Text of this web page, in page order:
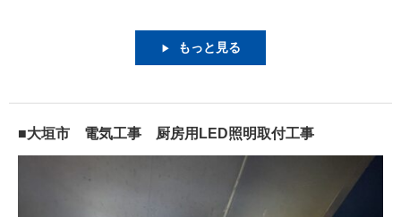
▶ もっと見る
■大垣市 電気工事 厨房用LED照明取付工事